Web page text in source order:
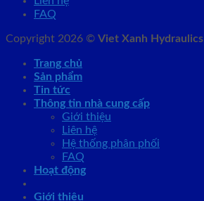
FAQ
Copyright 2026 © Viet Xanh Hydraulics
Trang chủ
Sản phẩm
Tin tức
Thông tin nhà cung cấp
Giới thiệu
Liên hệ
Hệ thống phân phối
FAQ
Hoạt động
Giới thiệu